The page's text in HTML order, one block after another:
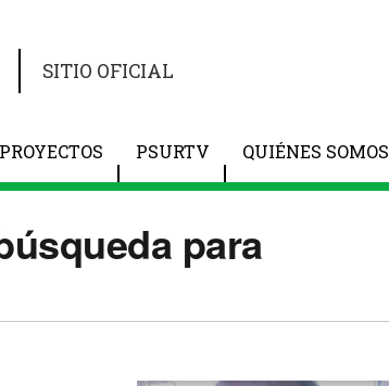
SITIO OFICIAL
PROYECTOS PSURTV QUIÉNES SOMOS
para